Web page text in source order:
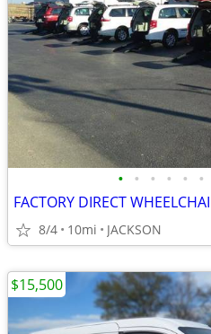
• • • • • •
8/4 10mi JACKSON
$15,500